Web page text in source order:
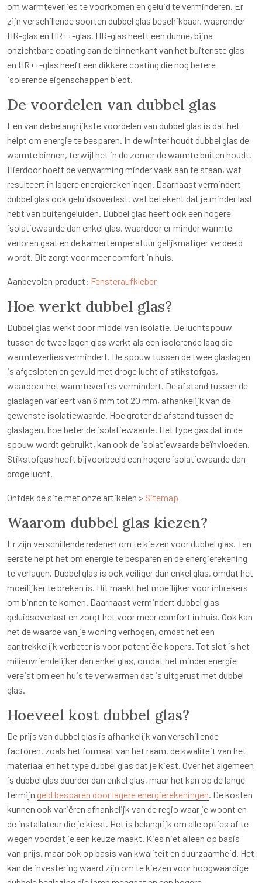
om warmteverlies te voorkomen en geluid te verminderen. Er
zijn verschillende soorten dubbel glas beschikbaar, waaronder
HR-glas en HR++-glas. HR-glas heeft een dunne, bijna
onzichtbare coating aan de binnenkant van het buitenste glas
en HR++-glas heeft een dikkere coating die nog betere
isolerende eigenschappen biedt.
De voordelen van dubbel glas
Een van de belangrijkste voordelen van dubbel glas is dat het
helpt om energie te besparen. In de winter houdt dubbel glas de
warmte binnen, terwijl het in de zomer de warmte buiten houdt.
Hierdoor hoeft de verwarming minder vaak aan te staan, wat
resulteert in lagere energierekeningen. Daarnaast vermindert
dubbel glas ook geluidsoverlast, wat betekent dat je minder last
hebt van buitengeluiden. Dubbel glas heeft ook een hogere
isolatiewaarde dan enkel glas, waardoor er minder warmte
verloren gaat en de kamertemperatuur gelijkmatiger verdeeld
wordt. Dit zorgt voor meer comfort in huis.
Aanbevolen product: Fensteraufkleber
Hoe werkt dubbel glas?
Dubbel glas werkt door middel van isolatie. De luchtspouw
tussen de twee lagen glas werkt als een isolerende laag die
warmteverlies vermindert. De spouw tussen de twee glaslagen
is afgesloten en gevuld met droge lucht of stikstofgas,
waardoor het warmteverlies vermindert. De afstand tussen de
glaslagen varieert van 6 mm tot 20 mm, afhankelijk van de
gewenste isolatiewaarde. Hoe groter de afstand tussen de
glaslagen, hoe beter de isolatiewaarde. Het type gas dat in de
spouw wordt gebruikt, kan ook de isolatiewaarde beïnvloeden.
Stikstofgas heeft bijvoorbeeld een hogere isolatiewaarde dan
droge lucht.
Ontdek de site met onze artikelen > Sitemap
Waarom dubbel glas kiezen?
Er zijn verschillende redenen om te kiezen voor dubbel glas. Ten
eerste helpt het om energie te besparen en de energierekening
te verlagen. Dubbel glas is ook veiliger dan enkel glas, omdat het
moeilijker te breken is. Dit maakt het moeilijker voor inbrekers
om binnen te komen. Daarnaast vermindert dubbel glas
geluidsoverlast en zorgt het voor meer comfort in huis. Ook kan
het de waarde van je woning verhogen, omdat het een
aantrekkelijk verbeter is voor potentiële kopers. Tot slot is het
milieuvriendelijker dan enkel glas, omdat het minder energie
vereist om een huis te verwarmen dat is uitgerust met dubbel
glas.
Hoeveel kost dubbel glas?
De prijs van dubbel glas is afhankelijk van verschillende
factoren, zoals het formaat van het raam, de kwaliteit van het
materiaal en het type dubbel glas dat je kiest. Over het algemeen
is dubbel glas duurder dan enkel glas, maar het kan op de lange
termijn geld besparen door lagere energierekeningen. De kosten
kunnen ook variëren afhankelijk van de regio waar je woont en
de installateur die je kiest. Het is belangrijk om alle opties af te
wegen voordat je een keuze maakt. Kies niet alleen op basis
van prijs, maar ook op basis van kwaliteit en duurzaamheid. Het
kan de investering waard zijn om te kiezen voor hoogwaardige